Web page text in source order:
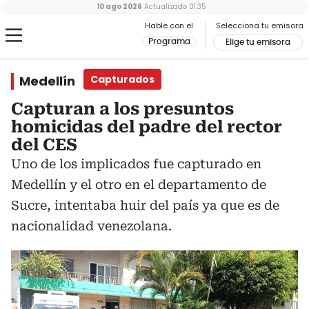
Hable con el
Programa
Selecciona tu emisora
Elige tu emisora
10 ago 2026 Actualizado 01:35
Medellín Capturados
Capturan a los presuntos
homicidas del padre del rector
del CES
Uno de los implicados fue capturado en
Medellín y el otro en el departamento de
Sucre, intentaba huir del país ya que es de
nacionalidad venezolana.